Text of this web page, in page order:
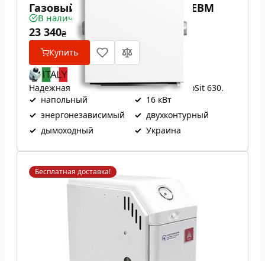
Газовый котел ATON Atmo 16ЕВМ
В наличии
23 340₴
Купить
Надежная итальянская автоматика EuroSit 630.
✓ напольный ✓ 16 кВт
✓ энергонезависимый ✓ двухконтурный
✓ дымоходный ✓ Украина
Бесплатная доставка!